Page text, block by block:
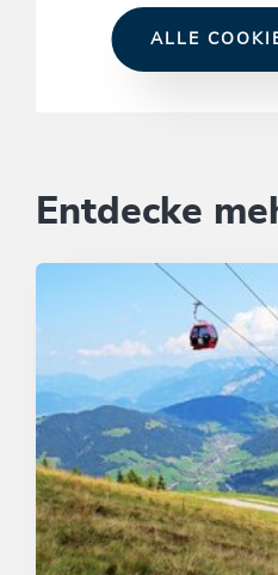
ALLE
Entdecke